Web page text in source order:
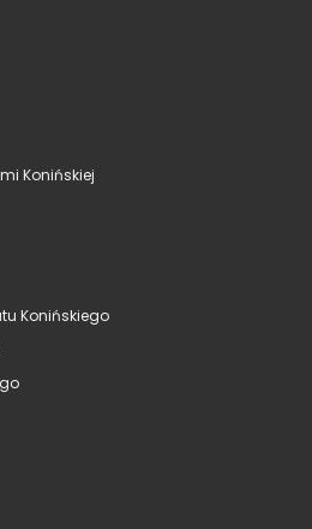
Konińskiej
Konińskiego